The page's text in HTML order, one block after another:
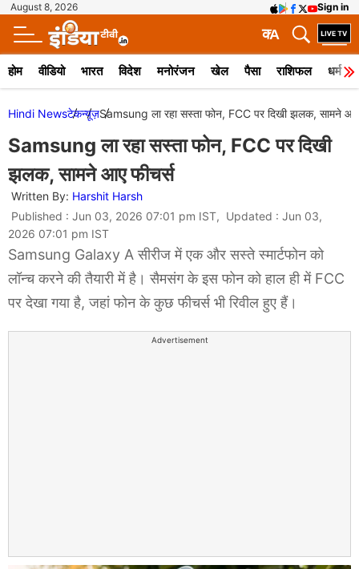
August 8, 2026 Sign in
A
क
होम वीडियो भारत विदेश मनोरंजन खेल पैसा राशिफल धर्म
Hindi Newsटेकन्यूज़Samsung ला रहा सस्ता फोन, FCC पर दिखी झलक, सामने आए
Samsung ला रहा सस्ता फोन, FCC पर दिखी
झलक, सामने आए फीचर्स
Written By: Harshit Harsh
Published : Jun 03, 2026 07:01 pm IST, Updated : Jun 03,
2026 07:01 pm IST
Samsung Galaxy A सीरीज में एक और सस्ते स्मार्टफोन को
लॉन्च करने की तैयारी में है। सैमसंग के इस फोन को हाल ही में FCC
पर देखा गया है, जहां फोन के कुछ फीचर्स भी रिवील हुए हैं।
Advertisement